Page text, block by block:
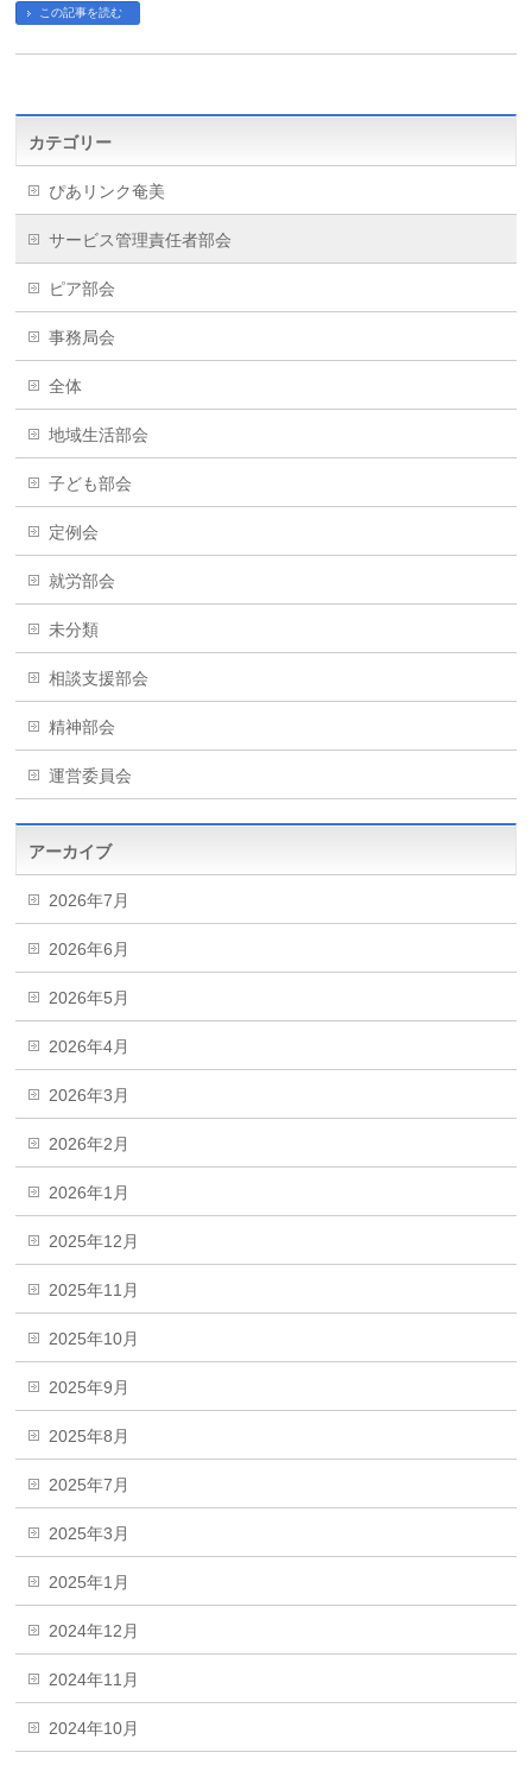
この記事を読む
カテゴリー
ぴあリンク奄美
サービス管理責任者部会
ピア部会
事務局会
全体
地域生活部会
子ども部会
定例会
就労部会
未分類
相談支援部会
精神部会
運営委員会
アーカイブ
2026年7月
2026年6月
2026年5月
2026年4月
2026年3月
2026年2月
2026年1月
2025年12月
2025年11月
2025年10月
2025年9月
2025年8月
2025年7月
2025年3月
2025年1月
2024年12月
2024年11月
2024年10月